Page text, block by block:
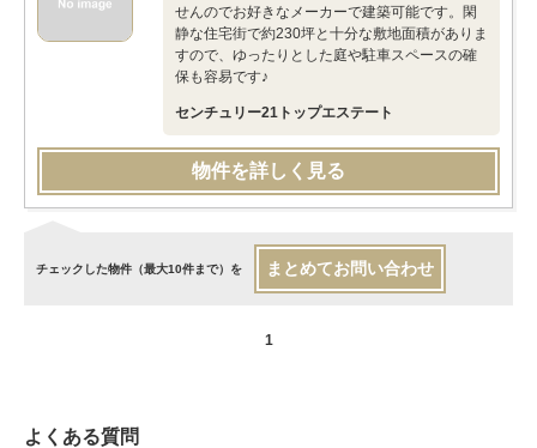
せんのでお好きなメーカーで建築可能です。閑
静な住宅街で約230坪と十分な敷地面積がありま
すので、ゆったりとした庭や駐車スペースの確
保も容易です♪
センチュリー21トップエステート
物件を詳しく見る
チェックした物件（最大10件まで）を まとめてお問い合わせ
1
よくある質問